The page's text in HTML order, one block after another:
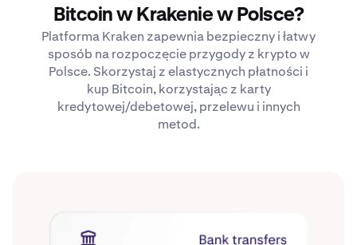
Bitcoin w Krakenie w Polsce?
Platforma Kraken zapewnia bezpieczny i łatwy
sposób na rozpoczęcie przygody z krypto w
Polsce. Skorzystaj z elastycznych płatności i
kup Bitcoin, korzystając z karty
kredytowej/debetowej, przelewu i innych
metod.